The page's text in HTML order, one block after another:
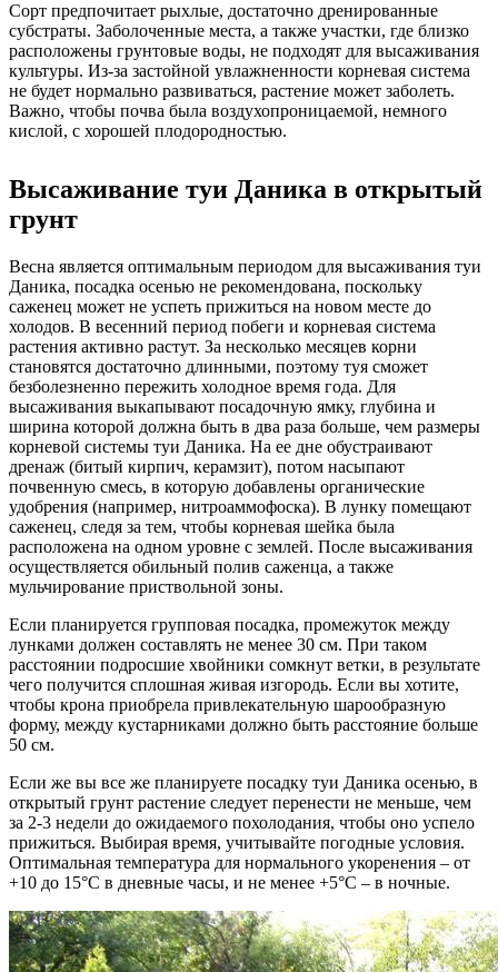
Сорт предпочитает рыхлые, достаточно дренированные
субстраты. Заболоченные места, а также участки, где близко
расположены грунтовые воды, не подходят для высаживания
культуры. Из-за застойной увлажненности корневая система
не будет нормально развиваться, растение может заболеть.
Важно, чтобы почва была воздухопроницаемой, немного
кислой, с хорошей плодородностью.
Высаживание туи Даника в открытый
грунт
Весна является оптимальным периодом для высаживания туи
Даника, посадка осенью не рекомендована, поскольку
саженец может не успеть прижиться на новом месте до
холодов. В весенний период побеги и корневая система
растения активно растут. За несколько месяцев корни
становятся достаточно длинными, поэтому туя сможет
безболезненно пережить холодное время года. Для
высаживания выкапывают посадочную ямку, глубина и
ширина которой должна быть в два раза больше, чем размеры
корневой системы туи Даника. На ее дне обустраивают
дренаж (битый кирпич, керамзит), потом насыпают
почвенную смесь, в которую добавлены органические
удобрения (например, нитроаммофоска). В лунку помещают
саженец, следя за тем, чтобы корневая шейка была
расположена на одном уровне с землей. После высаживания
осуществляется обильный полив саженца, а также
мульчирование приствольной зоны.
Если планируется групповая посадка, промежуток между
лунками должен составлять не менее 30 см. При таком
расстоянии подросшие хвойники сомкнут ветки, в результате
чего получится сплошная живая изгородь. Если вы хотите,
чтобы крона приобрела привлекательную шарообразную
форму, между кустарниками должно быть расстояние больше
50 см.
Если же вы все же планируете посадку туи Даника осенью, в
открытый грунт растение следует перенести не меньше, чем
за 2-3 недели до ожидаемого похолодания, чтобы оно успело
прижиться. Выбирая время, учитывайте погодные условия.
Оптимальная температура для нормального укоренения – от
+10 до 15°С в дневные часы, и не менее +5°С – в ночные.